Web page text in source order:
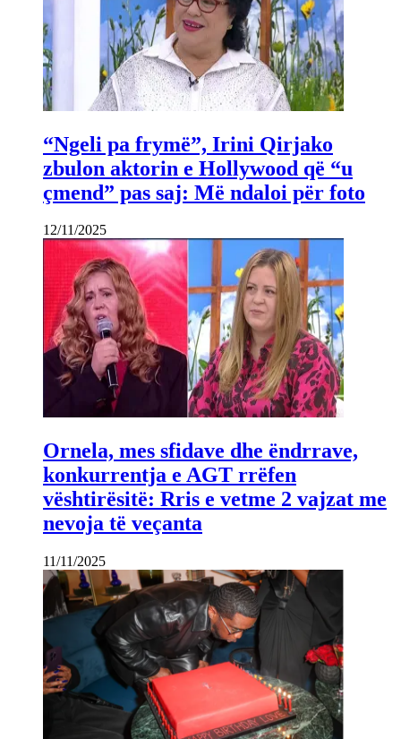
“Ngeli pa frymë”, Irini Qirjako
zbulon aktorin e Hollywood që “u
çmend” pas saj: Më ndaloi për foto
12/11/2025
Ornela, mes sfidave dhe ëndrrave,
konkurrentja e AGT rrëfen
vështirësitë: Rris e vetme 2 vajzat me
nevoja të veçanta
11/11/2025